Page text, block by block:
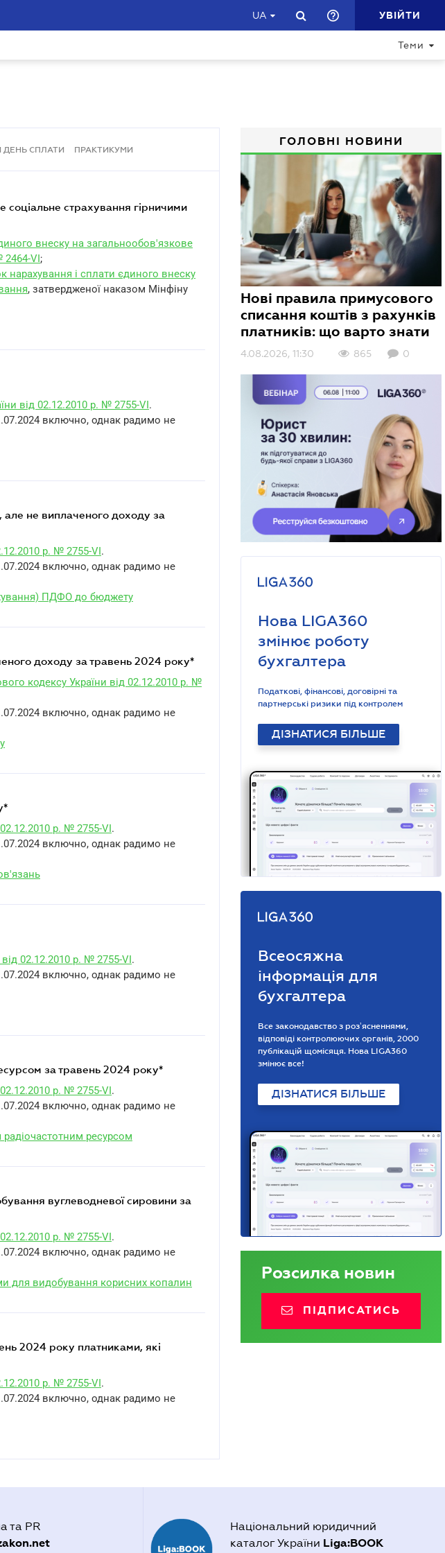
UA УВІЙТИ
Теми
ДЕНЬ СПЛАТИ ПРАКТИКУМИ
внеску на загальнообов'язкове
2464-VI;
нарахування і сплати єдиного внеску
, затвердженої наказом Мінфіну
від 02.12.2010 р. № 2755-VI.
включно, однак радимо не
р. № 2755-VI.
включно, однак радимо не
ПДФО до бюджету
доходу за травень 2024 року*
кодексу України від 02.12.2010 р. №
включно, однак радимо не
р. № 2755-VI.
включно, однак радимо не
02.12.2010 р. № 2755-VI.
включно, однак радимо не
за травень 2024 року*
р. № 2755-VI.
включно, однак радимо не
ресурсом
р. № 2755-VI.
включно, однак радимо не
для видобування корисних копалин
р. № 2755-VI.
включно, однак радимо не
ГОЛОВНІ НОВИНИ
Нові правила примусового
списання коштів з рахунків
платників: що варто знати
4.08.2026, 11:30 865 0
Нова LIGA360
змінює роботу
бухгалтера
Податкові, фінансові, договірні та
партнерські ризики під контролем
ДІЗНАТИСЯ БІЛЬШЕ
Всеосяжна
інформація для
бухгалтера
Все законодавство з розʼясненнями,
відповіді контролюючих органів, 2000
публікацій щомісяця. Нова LIGA360
змінює все!
ДІЗНАТИСЯ БІЛЬШЕ
Розсилка новин
ПІДПИСАТИСЬ
та PR
Національний юридичний
каталог України Liga:BOOK